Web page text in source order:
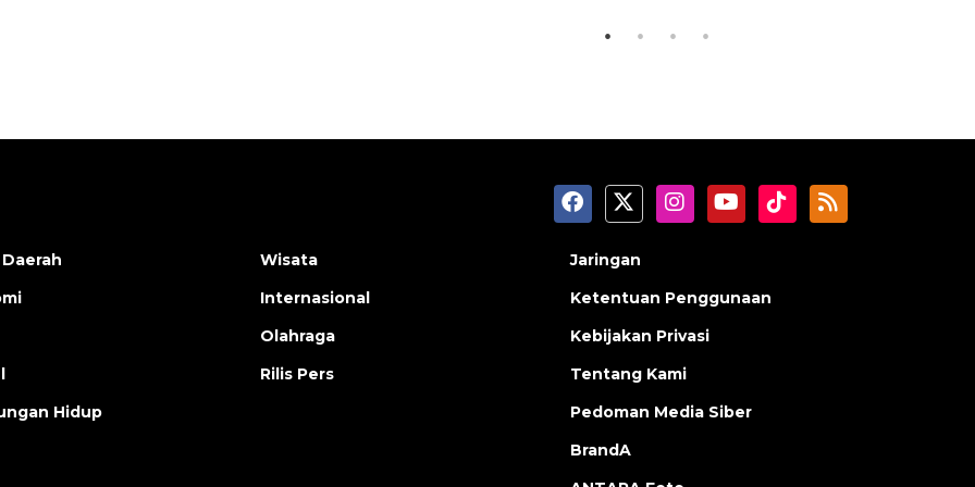
Hidup
Wisata
Internasional
Olahraga
Rilis Pers
Jaringan
Ketentuan Penggunaan
Kebijakan Privasi
Tentang Kami
Pedoman Media Siber
BrandA